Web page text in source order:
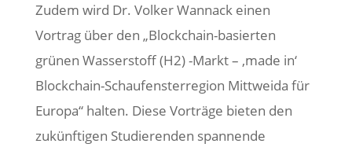
Zudem wird Dr. Volker Wannack einen
Vortrag über den „Blockchain-basierten
grünen Wasserstoff (H2) -Markt – ‚made in‘
Blockchain-Schaufensterregion Mittweida für
Europa“ halten. Diese Vorträge bieten den
zukünftigen Studierenden spannende